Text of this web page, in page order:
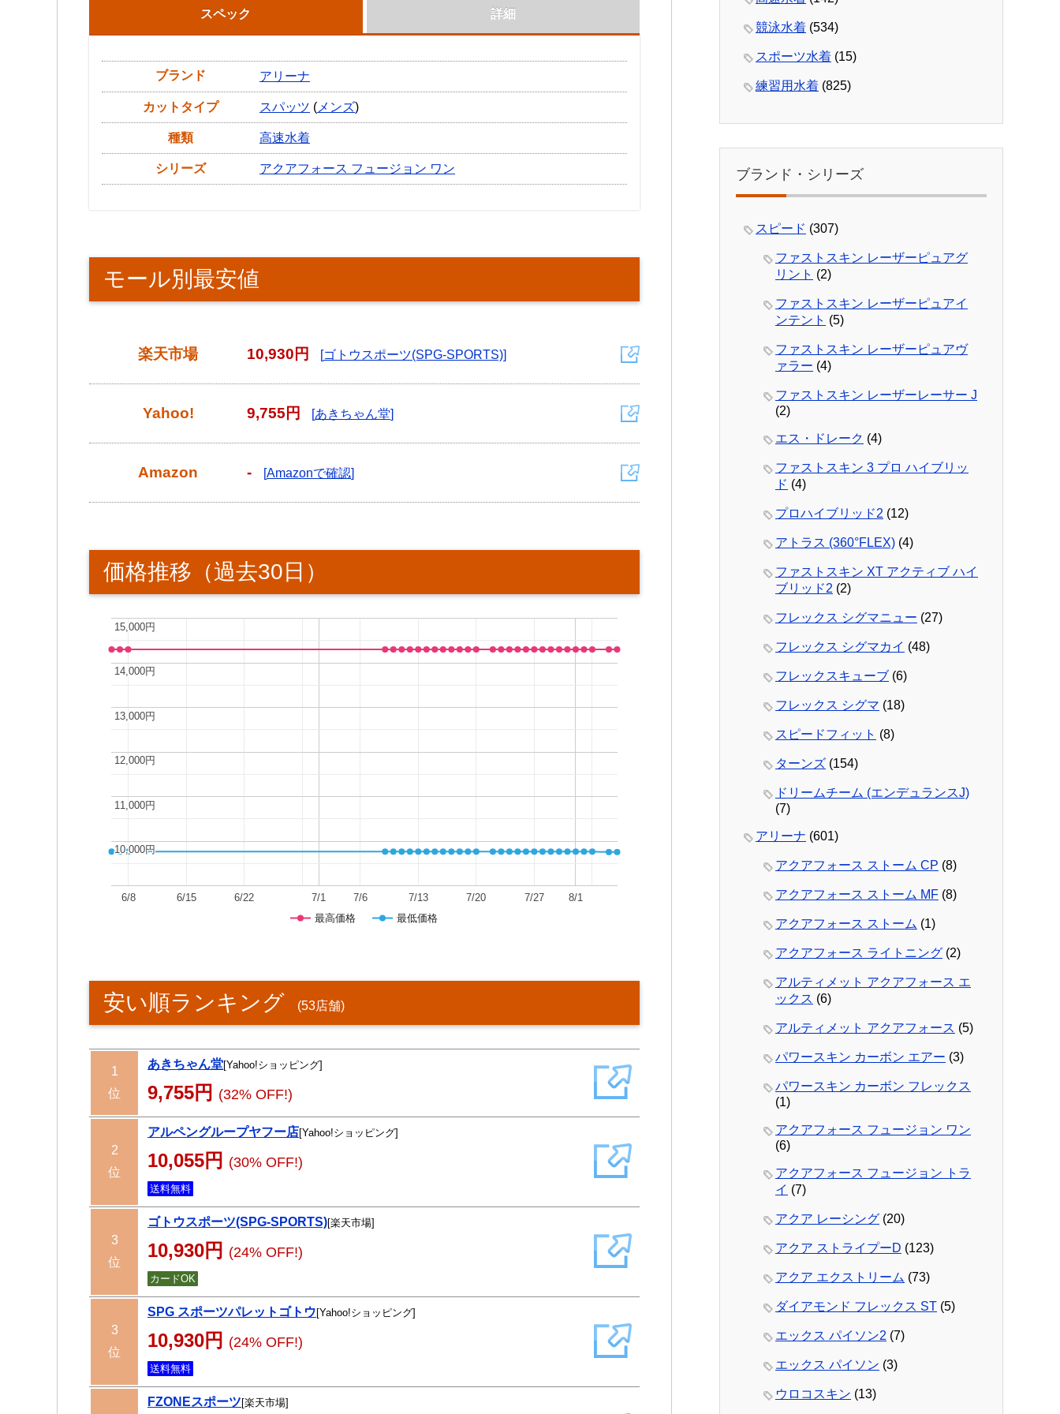
スペック
ブランド アリーナ
カットタイプ スパッツ ( メンズ)
種類 高速水着
シリーズ アクアフォース フュージョン ワン
詳細
モール別最安値
楽天市場 10,930円 ゴトウスポーツ(SPG-SPORTS)
Yahoo! 9,755円 あきちゃん堂
Amazon - Amazonで確認
価格推移（過去30日）
最高価格 最低価格
7/1 8/1
6/8 6/15 6/22 7/6 7/13 7/20 7/27
10,000円
10,000円
11,000円
11,000円
12,000円
12,000円
13,000円
13,000円
14,000円
14,000円
15,000円
15,000円
安い順ランキング (53店舗)
1
位
あきちゃん堂[Yahoo!ショッピング]
9,755円 (32% OFF!)
2
位
アルペングループヤフー店[Yahoo!ショッピング]
10,055円 (30% OFF!)
送料無料
3
位
ゴトウスポーツ(SPG-SPORTS)[楽天市場]
10,930円 (24% OFF!)
カードOK
3
位
SPG スポーツパレットゴトウ [Yahoo!ショッピング]
10,930円 (24% OFF!)
送料無料
FZONEスポーツ [楽天市場]
競泳水着 (534)
スポーツ水着 (15)
練習用水着 (825)
ブランド・シリーズ
スピード (307)
ファストスキン レーザーピュアグ
リント (2)
ファストスキン レーザーピュアイ
ンテント (5)
ファストスキン レーザーピュアヴ
ァラー (4)
ファストスキン レーザーレーサー J
(2)
エス・ドレーク (4)
ファストスキン 3 プロ ハイブリッ
ド (4)
プロハイブリッド2 (12)
アトラス (360°FLEX) (4)
ファストスキン XT アクティブ ハイ
ブリッド2 (2)
フレックス シグマニュー (27)
フレックス シグマカイ (48)
フレックスキューブ (6)
フレックス シグマ (18)
スピードフィット (8)
ターンズ (154)
ドリームチーム (エンデュランスJ)
(7)
アリーナ (601)
アクアフォース ストーム CP (8)
アクアフォース ストーム MF (8)
アクアフォース ストーム (1)
アクアフォース ライトニング (2)
アルティメット アクアフォース エ
ックス (6)
アルティメット アクアフォース (5)
パワースキン カーボン エアー (3)
パワースキン カーボン フレックス
(1)
アクアフォース フュージョン ワン
(6)
アクアフォース フュージョン トラ
イ (7)
アクア レーシング (20)
アクア ストライプーD (123)
アクア エクストリーム (73)
ダイアモンド フレックス ST (5)
エックス パイソン2 (7)
エックス パイソン (3)
ウロコスキン (13)